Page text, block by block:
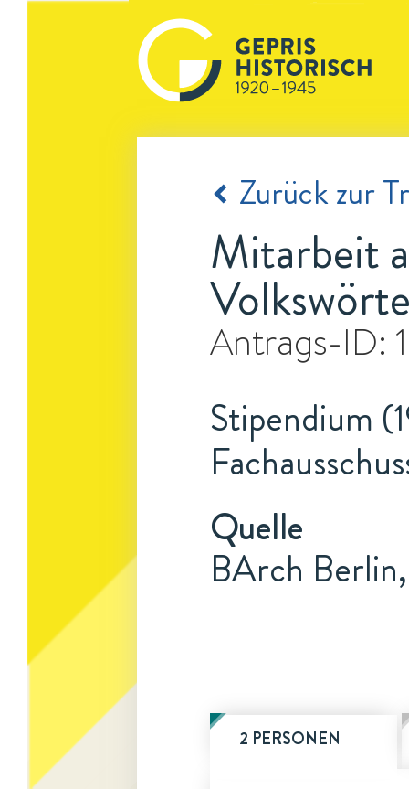
Zurück zur
Mitarbeit
Antrags-ID:
Stipendium
Quelle
BArch
2 PERSONEN